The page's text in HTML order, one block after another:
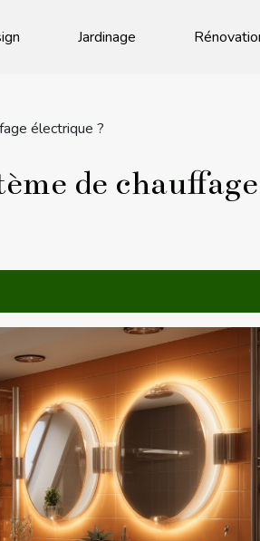
Jardinage
électrique ?
de